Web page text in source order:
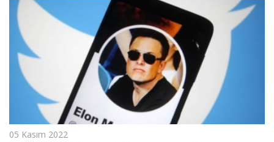
05 Kasım 2022